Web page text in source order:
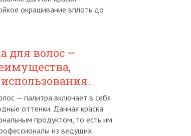
окрашивание вплоть до
для волос —
— палитра включает в себя
оттенки. Данная краска
продуктом, то есть им
из ведущих